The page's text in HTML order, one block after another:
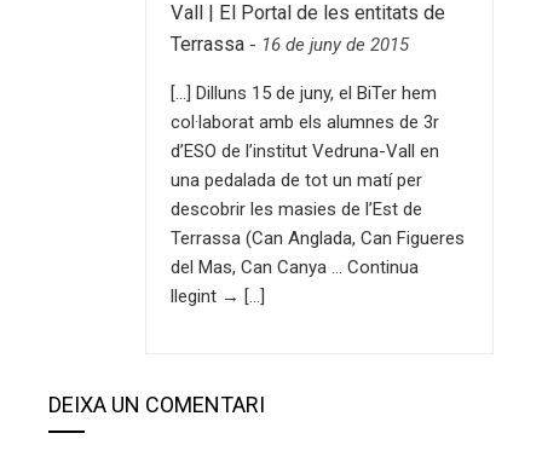
Vall | El Portal de les entitats de
Terrassa - 16 de juny de 2015
[…] Dilluns 15 de juny, el BiTer hem
col·laborat amb els alumnes de 3r
d’ESO de l’institut Vedruna-Vall en
una pedalada de tot un matí per
descobrir les masies de l’Est de
Terrassa (Can Anglada, Can Figueres
del Mas, Can Canya … Continua
llegint → […]
DEIXA UN COMENTARI